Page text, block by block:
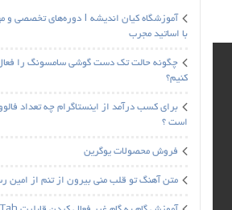
آموزشگاه کیان اندیشه | دوره‌های تخصصی و
با اساتید مجرب
چگونه حالت تک دست گوشی سامسونگ را
کنیم؟
برای کسب درآمد از اینستاگرام چه تعداد
است ؟
فروش محصولات یوگرین
متن آهنگ تو قلب منی بیرون از تنم از امین